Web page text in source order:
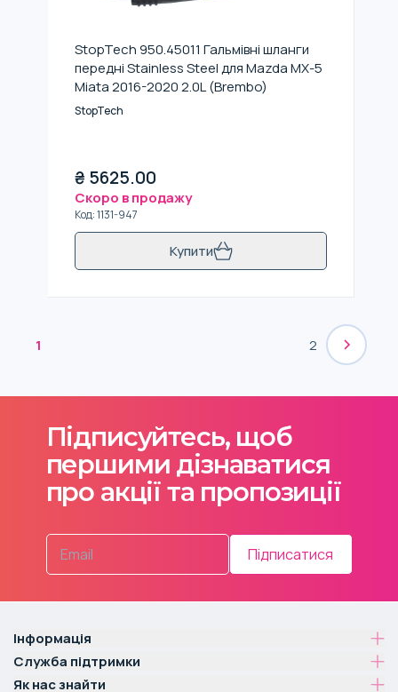
StopTech 950.45011 Гальмівні шланги
передні Stainless Steel для Mazda MX-5
Miata 2016-2020 2.0L (Brembo)
StopTech
₴ 5625.00
Скоро в продажу
Код:1131-947
Купити
1 2
Підписуйтесь, щоб
першими дізнаватися
про акції та пропозиції
Підписатися
Інформація
Служба підтримки
Як нас знайти